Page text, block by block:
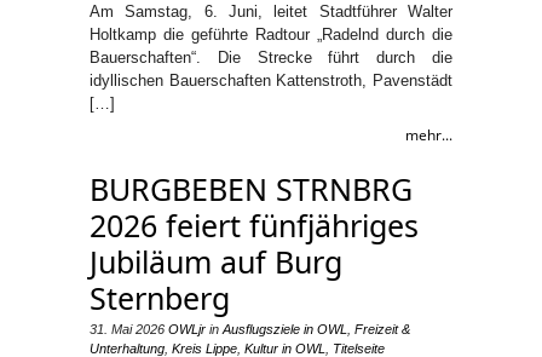
Am Samstag, 6. Juni, leitet Stadtführer Walter
Holtkamp die geführte Radtour „Radelnd durch die
Bauerschaften“. Die Strecke führt durch die
idyllischen Bauerschaften Kattenstroth, Pavenstädt
[…]
mehr...
BURGBEBEN STRNBRG
2026 feiert fünfjähriges
Jubiläum auf Burg
Sternberg
31. Mai 2026 OWLjr in Ausflugsziele in OWL
Freizeit &
Unterhaltung Kreis Lippe Kultur in OWL Titelseite